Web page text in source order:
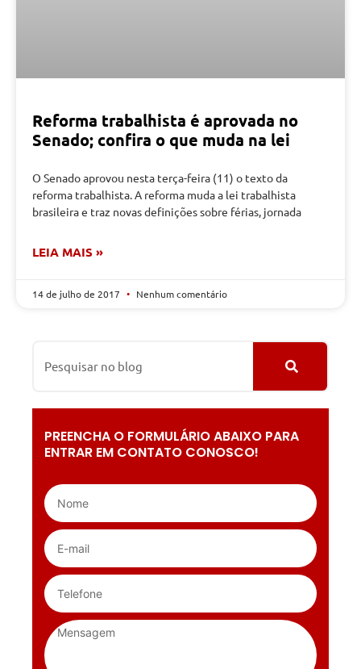
Reforma trabalhista é aprovada no
Senado; confira o que muda na lei
O Senado aprovou nesta terça-feira (11) o texto da
reforma trabalhista. A reforma muda a lei trabalhista
brasileira e traz novas definições sobre férias, jornada
LEIA MAIS »
14 de julho de 2017 Nenhum comentário
PREENCHA O FORMULÁRIO ABAIXO PARA
ENTRAR EM CONTATO CONOSCO!